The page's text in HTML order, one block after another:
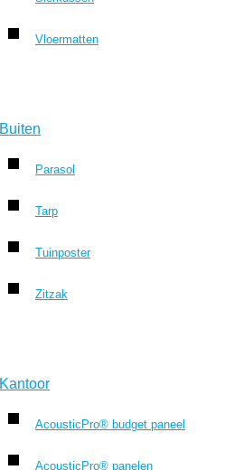
Vloermatten
Buiten
Parasol
Tarp
Tuinposter
Zitzak
Kantoor
AcousticPro® budget paneel
AcousticPro® panelen